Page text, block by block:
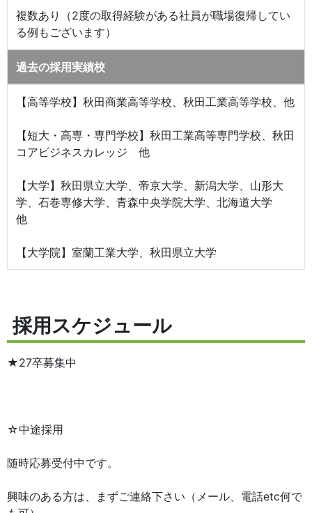
複数あり（2度の取得経験がある社員が職場復帰してい
る例もございます）
過去の採用実績校
【高等学校】秋田商業高等学校、秋田工業高等学校、他
【短大・高専・専門学校】秋田工業高等専門学校、秋田
コアビジネスカレッジ 他
【大学】秋田県立大学、帝京大学、新潟大学、山形大
学、石巻専修大学、青森中央学院大学、北海道大学
他
【大学院】室蘭工業大学、秋田県立大学
採用スケジュール
★27卒募集中
☆中途採用
随時応募受付中です。
興味のある方は、まずご連絡下さい（メール、電話etc何で